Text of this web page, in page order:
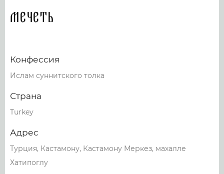
Мечеть
Конфессия
Ислам суннитского толка
Страна
Turkey
Адрес
Турция, Кастамону, Кастамону Меркез, махалле
Хатипоглу